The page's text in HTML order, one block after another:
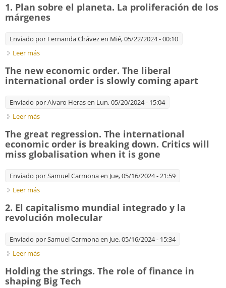
1. Plan sobre el planeta. La proliferación de los
márgenes
Enviado por Fernanda Chávezen Mié, 05/22/2024 - 00:10
Leer más
The new economic order. The liberal
international order is slowly coming apart
Enviado porAlvaro Herasen Lun, 05/20/2024 - 15:04
Leer más
The great regression. The international
economic order is breaking down. Critics will
miss globalisation when it is gone
Enviado porSamuel Carmonaen Jue, 05/16/2024 - 21:59
Leer más
2. El capitalismo mundial integrado y la
revolución molecular
Enviado porSamuel Carmonaen Jue, 05/16/2024 - 15:34
Leer más
Holding the strings. The role of finance in
shaping Big Tech